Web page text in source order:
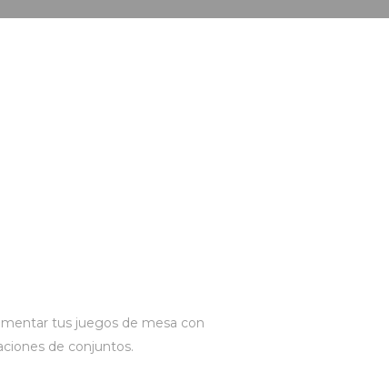
tus juegos de mesa con
de conjuntos.